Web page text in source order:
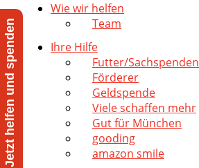
Wie wir helfen
Team
Ihre Hilfe
Futter/Sachspenden
Förderer
Geldspende
Viele schaffen mehr
Gut für München
gooding
amazon smile
Jetzt helfen und spenden